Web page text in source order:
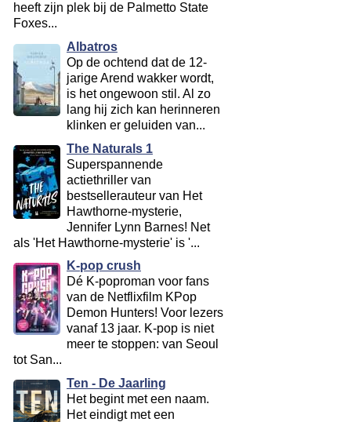
heeft zijn plek bij de Palmetto State
Foxes...
Albatros
Op de ochtend dat de 12-
jarige Arend wakker wordt,
is het ongewoon stil. Al zo
lang hij zich kan herinneren
klinken er geluiden van...
The Naturals 1
Superspannende
actiethriller van
bestsellerauteur van Het
Hawthorne-mysterie,
Jennifer Lynn Barnes! Net
als 'Het Hawthorne-mysterie' is '...
K-pop crush
Dé K-poproman voor fans
van de Netflixfilm KPop
Demon Hunters! Voor lezers
vanaf 13 jaar. K-pop is niet
meer te stoppen: van Seoul
tot San...
Ten - De Jaarling
Het begint met een naam.
Het eindigt met een